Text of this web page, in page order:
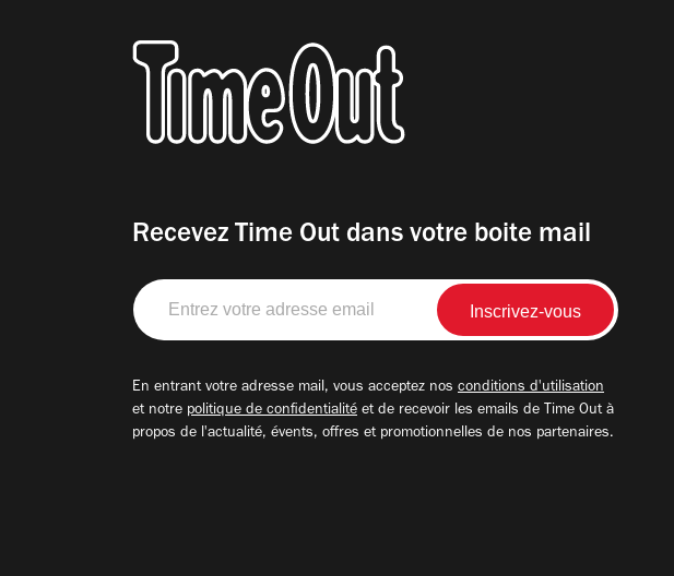
Recevez Time Out dans votre boite mail
Entrez
votre
adresse
En entrant votre adresse mail, vous acceptez nos conditions d'utilisation
et notre politique de confidentialité et de recevoir les emails de Time Out à
propos de l'actualité, évents, offres et promotionnelles de nos partenaires.